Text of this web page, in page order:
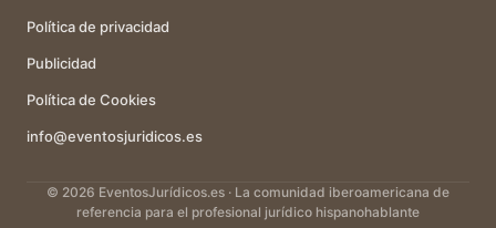
Política de privacidad
Publicidad
Política de Cookies
info@eventosjuridicos.es
© 2026 EventosJurídicos.es · La comunidad iberoamericana de
referencia para el profesional jurídico hispanohablante